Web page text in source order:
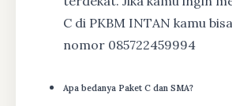
C di PKBM INTAN kamu
nomor 085722459994
Apa bedanya Paket C dan SMA?